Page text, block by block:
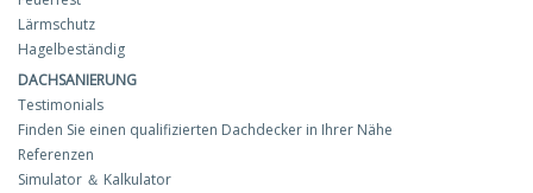
Lärmschutz
Hagelbeständig
DACHSANIERUNG
Testimonials
Finden Sie einen qualifizierten Dachdecker in Ihrer Nähe
Referenzen
Simulator ＆ Kalkulator